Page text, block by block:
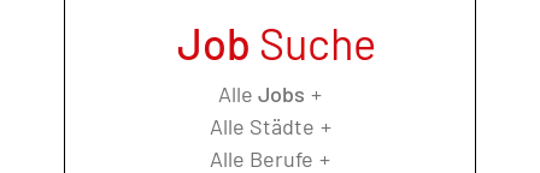
Job Suche
Alle Jobs
Alle Städte
Alle Berufe